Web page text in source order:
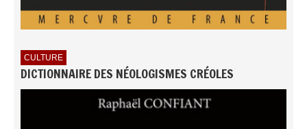
CULTURE
DICTIONNAIRE DES NÉOLOGISMES CRÉOLES